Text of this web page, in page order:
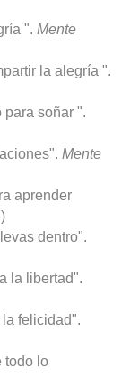
". Mente
la alegría ".
soñar ".
Mente
aprender
dentro".
la libertad".
felicidad".
todo lo